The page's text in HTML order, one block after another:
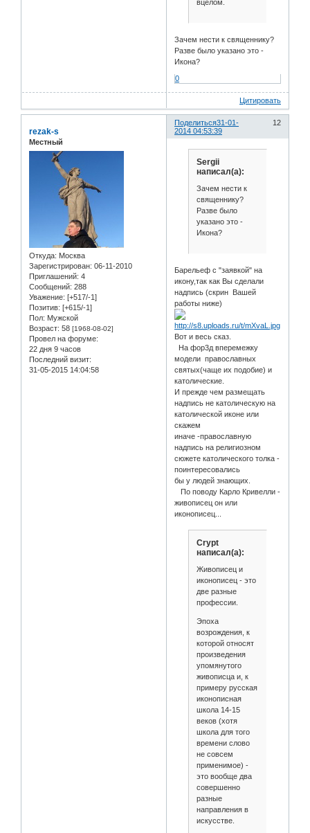
вцелом.
Зачем нести к священнику?
Разве было указано это -
Икона?
0
Цитировать
Поделиться 12
31-01-
2014 04:53:39
rezak-s
Местный
Откуда: Москва
Зарегистрирован: 06-11-2010
Приглашений: 4
Сообщений: 288
Уважение: [+517/-1]
Позитив: [+615/-1]
Пол: Мужской
Возраст: 58 [1968-08-02]
Провел на форуме:
22 дня 9 часов
Последний визит:
31-05-2015 14:04:58
Sergii
написал(а):
Зачем нести к
священнику?
Разве было
указано это -
Икона?
Барельеф с "заявкой" на
икону,так как Вы сделали
надпись (скрин Вашей
работы ниже)
Вот и весь сказ.
На фор3д вперемежку
модели православных
святых(чаще их подобие) и
католические.
И прежде чем размещать
надпись не католическую на
католической иконе или
скажем
иначе -православную
надпись на религиозном
сюжете католического толка -
поинтересовались
бы у людей знающих.
По поводу Карло Кривелли -
живописец он или
иконописец...
Crypt
написал(а):
Живописец и
иконописец - это
две разные
профессии.
Эпоха
возрождения, к
которой относят
произведения
упомянутого
живописца и, к
примеру русская
иконописная
школа 14-15
веков (хотя
школа для того
времени слово
не совсем
применимое) -
это вообще два
совершенно
разные
направления в
искусстве.